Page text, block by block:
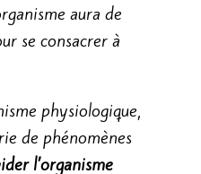
aura de
se consacrer à
physiologique,
de phénomènes
l’organisme